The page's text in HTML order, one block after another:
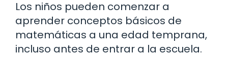
Los niños pueden comenzar a
aprender conceptos básicos de
matemáticas a una edad temprana,
incluso antes de entrar a la escuela.